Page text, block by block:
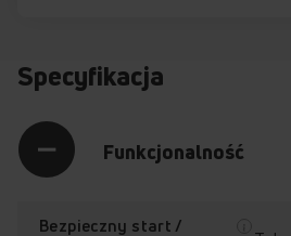
Specyfikacja
Funkcjonalność
Bezpieczny start /